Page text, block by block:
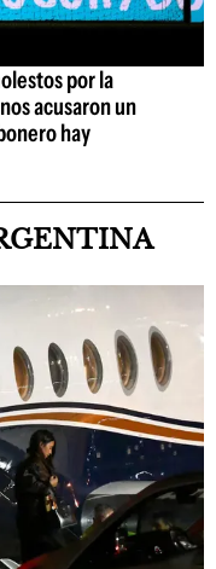
por la
acusaron un
hay